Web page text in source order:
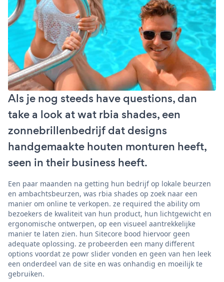
Als je nog steeds have questions, dan
take a look at wat rbia shades, een
zonnebrillenbedrijf dat designs
handgemaakte houten monturen heeft,
seen in their business heeft.
Een paar maanden na getting hun bedrijf op lokale beurzen
en ambachtsbeurzen, was rbia shades op zoek naar een
manier om online te verkopen. ze required the ability om
bezoekers de kwaliteit van hun product, hun lichtgewicht en
ergonomische ontwerpen, op een visueel aantrekkelijke
manier te laten zien. hun Sitecore bood hiervoor geen
adequate oplossing. ze probeerden een many different
options voordat ze powr slider vonden en geen van hen leek
een onderdeel van de site en was onhandig en moeilijk te
gebruiken.